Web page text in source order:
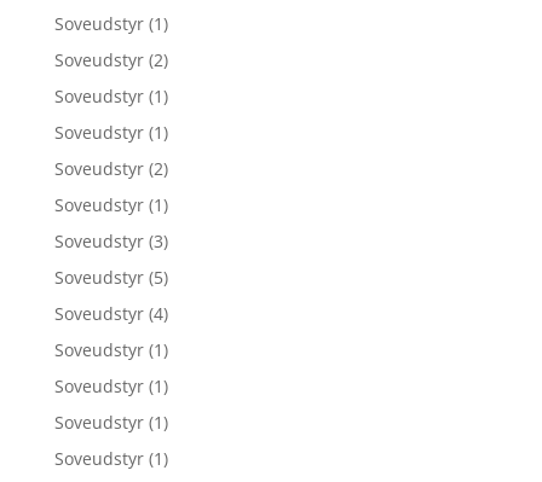
Soveudstyr (1)
Soveudstyr (2)
Soveudstyr (1)
Soveudstyr (1)
Soveudstyr (2)
Soveudstyr (1)
Soveudstyr (3)
Soveudstyr (5)
Soveudstyr (4)
Soveudstyr (1)
Soveudstyr (1)
Soveudstyr (1)
Soveudstyr (1)